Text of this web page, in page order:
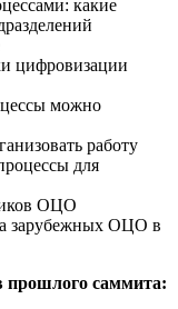
какие
цифровизации
можно
работу
для
ОЦО
зарубежных ОЦО в
прошлого саммита: